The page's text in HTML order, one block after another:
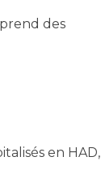
des
en HAD,